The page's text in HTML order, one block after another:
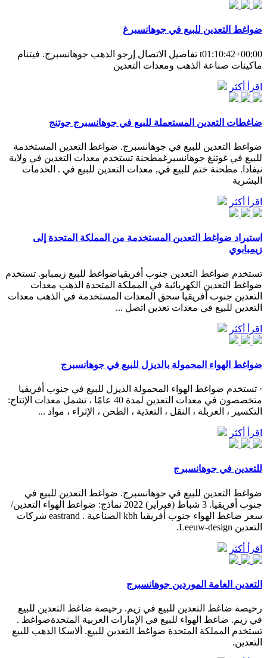
ضواغط التعدين للبيع في جوهانسبرغ
t01:10:42+00:00 تفاصيل الاتصال إرجو الذهب جوهانسبرج. فيتنام
ماكينات صناعة الذهب ومعدات التعدين
اقرأ أكثر
ضاغطات التعدين المستعملة للبيع في جوهانسبرج جوتنج
ضواغط التعدين للبيع في جوهانسبرج. ضواغط التعدين المستخدمة
للبيع في غوتنغ جوهانسبرغمطحنة تستخدم معدات التعدين في ولاية
نيفادا. مطحنة ختم للبيع في, معدات التعدين للبيع في . الخدمات
البشرية
اقرأ أكثر
استيراد ضواغط التعدين المستخدمة من المملكة المتحدة إلى
زيمبابوي
تستخدم ضواغط التعدين جنوب أفريقياضواغط للبيع زيمبابو. تستخدم
ضواغط التعدين الكهربائية في المملكة المتحدة الذهب معدات
التعدين جنوب أفريقيا سحق المعدات المستخدمة في الذهب معدات
التعدين للبيع في معدات تعدين اتصل ...
اقرأ أكثر
ضواغط الهواء المحمولة بالديزل للبيع في جوهانسبرج
· تستخدم ضواغط الهواء المحمولة الديزل للبيع في جنوب أفريقيا
متخصصون في معدات التعدين لمدة 40 عامًا ، تشمل معدات الإنتاج:
التكسير ، الغربلة ، النقل ، التغذية ، الطحن ، الإثراء ، مواد ...
اقرأ أكثر
للتعدين في جوهانسبرج
ضواغط التعدين للبيع في جوهانسبرج. ضواغط التعدين للبيع في
جنوب أفريقيا. 3 شباط (فبراير) 2022 نماذج: ضواغط الهواء التعدين/
سعر ضاغط الهواء جنوب أفريقيا kbh الصناعية . eastrand شركات
التعدين Leeuw-design.
اقرأ أكثر
التعدين العامة الموردين جوهانسبرج
رخيصة ضاغط التعدين للبيع في زيم. رخيصة ضاغط التعدين للبيع
في زيم. ضاغط الهواء للبيع في الإمارات العربية المتحدةضواغط .
تستخدم المملكة المتحدة ضواغط التعدين للبيع. ألاسكا الذهب للبيع
التعدين.